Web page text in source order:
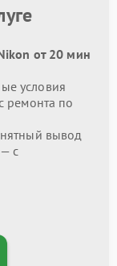
от 20 мин
условия
ремонта по
вывод
— с